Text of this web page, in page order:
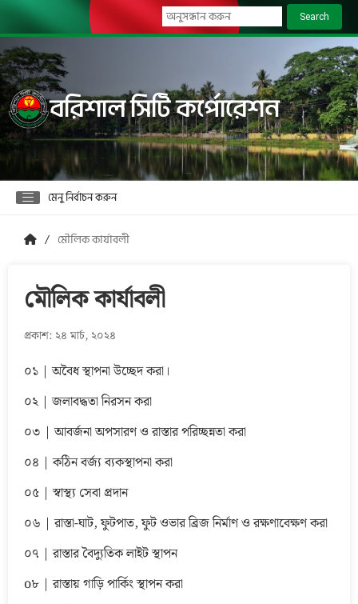
Search
বরিশাল সিটি কর্পোরেশন
মেনু নির্বাচন করুন
মৌলিক কার্যাবলী
মৌলিক কার্যাবলী
প্রকাশ: ২৪ মার্চ, ২০২৪
০১ | অবৈধ স্থাপনা উচ্ছেদ করা।
০২ | জলাবদ্ধতা নিরসন করা
০৩ | আবর্জনা অপসারণ ও রাস্তার পরিচ্ছন্নতা করা
০৪ | কঠিন বর্জ্য ব্যকস্থাপনা করা
০৫ | স্বাস্থ্য সেবা প্রদান
০৬ | রাস্তা-ঘাট, ফুটপাত, ফুট ওভার ব্রিজ নির্মাণ ও রক্ষণাবেক্ষণ করা
০৭ | রাস্তার বৈদ্যুতিক লাইট স্থাপন
o৮ | রাস্তায় গাড়ি পার্কিং স্থাপন করা